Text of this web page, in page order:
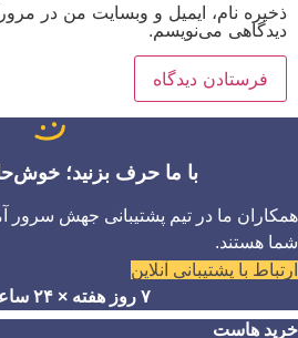
ذخیره نام، ایمیل و وبسایت من در
دیدگاهی می‌نویسم.
با ما حرف بزنید؛
همکاران ما در تیم پشتیبانی جهش سرور
شما هستند.
ارتباط با پشتیبانی آنلاین
۷ روز هفته × ۲۴ ساعت روز
خرید هاست